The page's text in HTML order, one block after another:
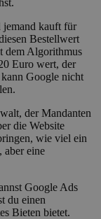
jemand kauft für
Bestellwert
dem Algorithmus
Euro wert, der
Google nicht
der Mandanten
die Website
wie viel ein
aber eine
Google Ads
du einen
Bieten bietet.